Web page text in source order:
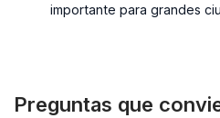
importante para grandes
Preguntas que